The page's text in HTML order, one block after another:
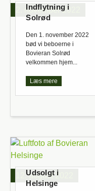
2. november 2022
Indflytning i
Solrød
Den 1. november 2022
bød vi beboerne i
Bovieran Solrød
velkommen hjem...
Læs mere
12. august 2022
Udsolgt i
Helsinge